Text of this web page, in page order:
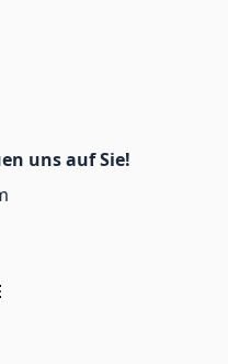
uns auf Sie!